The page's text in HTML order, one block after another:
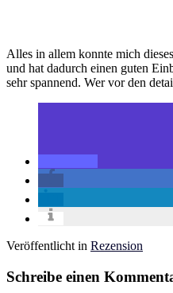
Alles in allem konnte mich
und hat dadurch einen guten
sehr spannend. Wer vor den
Veröffentlicht in Rezension
Schreibe einen